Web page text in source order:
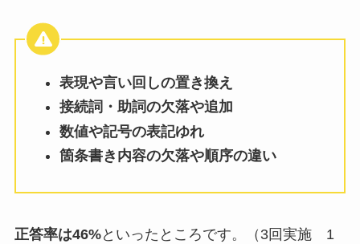
表現や言い回しの置き換え
接続詞・助詞の欠落や追加
数値や記号の表記ゆれ
箇条書き内容の欠落や順序の違い
正答率は46%といったところです。（3回実施 1